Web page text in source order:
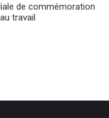
de commémoration
travail